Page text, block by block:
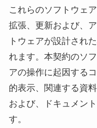
これらのソフトウェ
拡張、更新および、
トウェアが設計され
れます。本契約のソ
アの操作に起因する
的表示、関連する資
および、ドキュメン
す。